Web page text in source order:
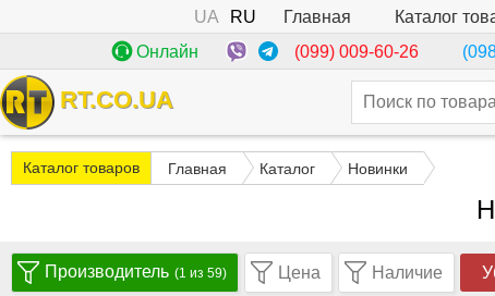
UA RU Главная Каталог
Онлайн
(099) 009-60-26
RT.CO.UA
Каталог товаров Главная Каталог Новинки
Производитель (1 из 59) Цена Наличие